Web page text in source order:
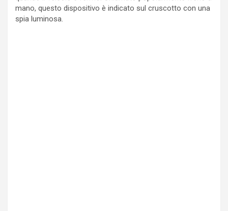
mano, questo dispositivo è indicato sul cruscotto con una
spia luminosa.